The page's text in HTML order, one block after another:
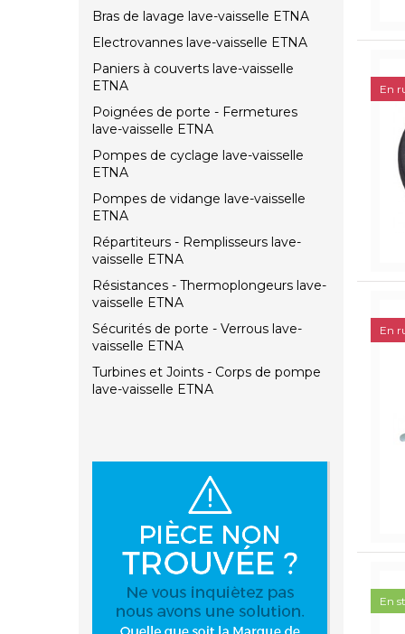
Bras de lavage lave-vaisselle ETNA
Electrovannes lave-vaisselle ETNA
Paniers à couverts lave-vaisselle
ETNA
Poignées de porte - Fermetures
lave-vaisselle ETNA
Pompes de cyclage lave-vaisselle
ETNA
Pompes de vidange lave-vaisselle
ETNA
Répartiteurs - Remplisseurs lave-
vaisselle ETNA
Résistances - Thermoplongeurs lave-
vaisselle ETNA
Sécurités de porte - Verrous lave-
vaisselle ETNA
Turbines et Joints - Corps de pompe
lave-vaisselle ETNA
En
En
En